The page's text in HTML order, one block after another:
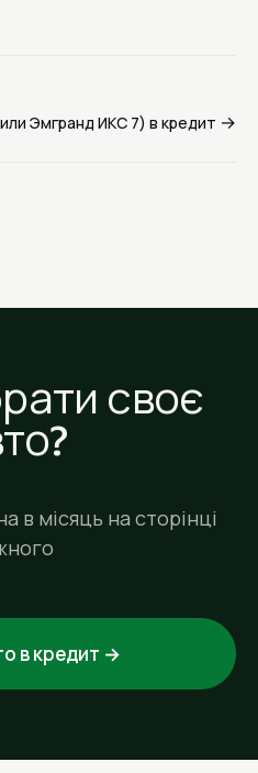
Эмгранд ИКС 7) в кредит →
своє
в місяць на сторінці
в кредит →